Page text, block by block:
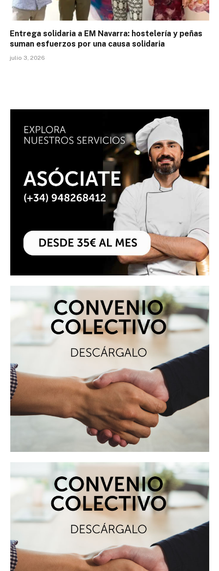
Entrega solidaria a EM Navarra: hostelería y peñas
suman esfuerzos por una causa solidaria
julio 3, 2026